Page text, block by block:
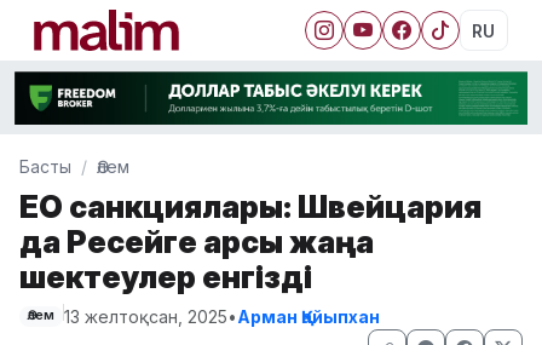
RU
Басты Әлем
ЕО санкциялары: Швейцария
да Ресейге қарсы жаңа
шектеулер енгізді
Әлем 13 желтоқсан, 2025•Арман Қайыпхан